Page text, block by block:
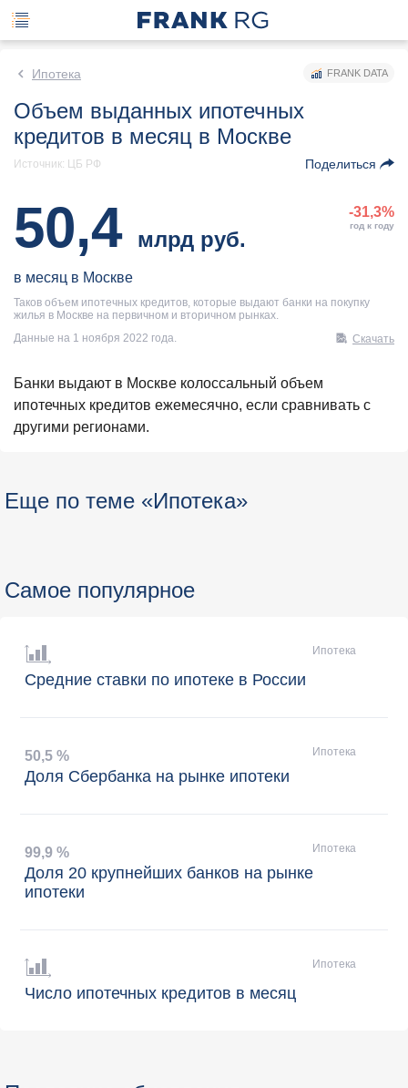
Ипотека FRANK DATA
Объем выданных ипотечных
кредитов в месяц в Москве
Поделиться
Источник: ЦБ РФ
50,4 млрд руб.
-31,3%
год к году
в месяц в Москве
Таков объем ипотечных кредитов, которые выдают банки на покупку
жилья в Москве на первичном и вторичном рынках.
Данные на 1 ноября 2022 года.
Скачать
Банки выдают в Москве колоссальный объем
ипотечных кредитов ежемесячно, если сравнивать с
другими регионами.
Еще по теме «Ипотека»
Самое популярное
Ипотека
Средние ставки по ипотеке в России
50,5 % Ипотека
Доля Сбербанка на рынке ипотеки
99,9 % Ипотека
Доля 20 крупнейших банков на рынке
ипотеки
Ипотека
Число ипотечных кредитов в месяц